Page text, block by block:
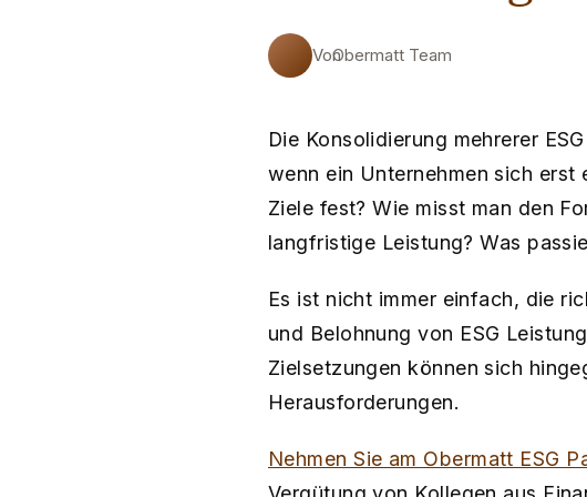
VonObermatt Team
Die Konsolidierung mehrerer
wenn ein Unternehmen sich erst
Ziele fest? Wie misst man den
langfristige Leistung? Was
Es ist nicht immer einfach, die
und Belohnung von ESG
Zielsetzungen können sich
Herausforderungen.
Nehmen Sie am Obermatt ESG